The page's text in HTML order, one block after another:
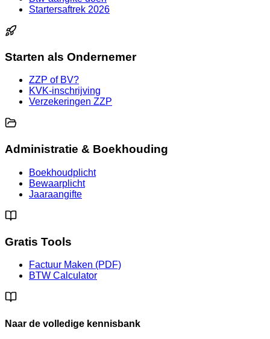
Startersaftrek 2026
Starten als Ondernemer
ZZP of BV?
KVK-inschrijving
Verzekeringen ZZP
Administratie & Boekhouding
Boekhoudplicht
Bewaarplicht
Jaaraangifte
Gratis Tools
Factuur Maken (PDF)
BTW Calculator
Naar de volledige kennisbank